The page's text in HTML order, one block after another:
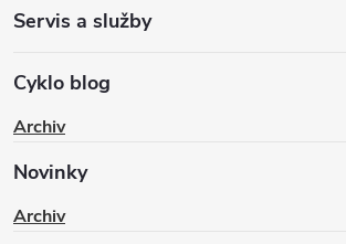
Servis a služby
Cyklo blog
Archiv
Novinky
Archiv